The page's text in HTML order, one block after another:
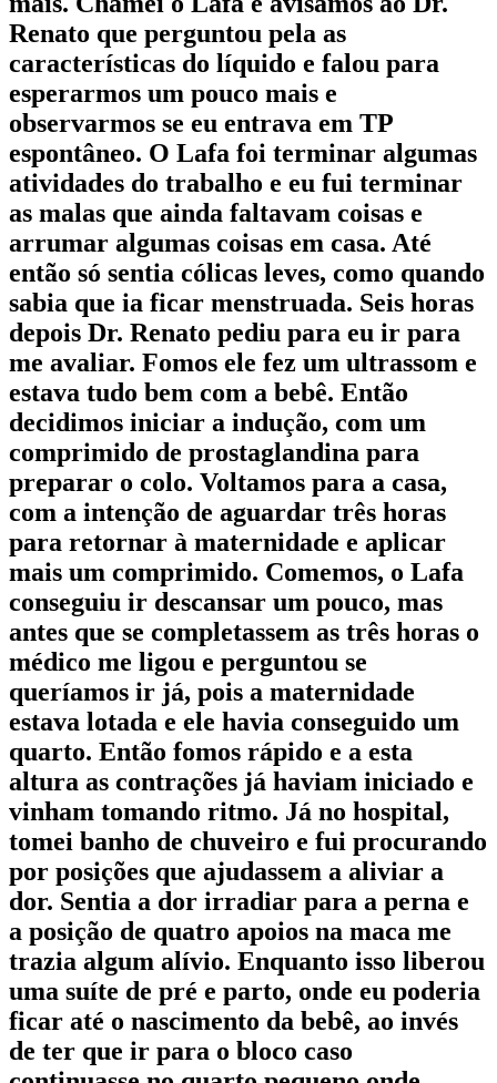
Renato que perguntou pela as
características do líquido e falou para
esperarmos um pouco mais e
observarmos se eu entrava em TP
espontâneo. O Lafa foi terminar algumas
atividades do trabalho e eu fui terminar
as malas que ainda faltavam coisas e
arrumar algumas coisas em casa. Até
então só sentia cólicas leves, como quando
sabia que ia ficar menstruada. Seis horas
depois Dr. Renato pediu para eu ir para
me avaliar. Fomos ele fez um ultrassom e
estava tudo bem com a bebê. Então
decidimos iniciar a indução, com um
comprimido de prostaglandina para
preparar o colo. Voltamos para a casa,
com a intenção de aguardar três horas
para retornar à maternidade e aplicar
mais um comprimido. Comemos, o Lafa
conseguiu ir descansar um pouco, mas
antes que se completassem as três horas o
médico me ligou e perguntou se
queríamos ir já, pois a maternidade
estava lotada e ele havia conseguido um
quarto. Então fomos rápido e a esta
altura as contrações já haviam iniciado e
vinham tomando ritmo. Já no hospital,
tomei banho de chuveiro e fui procurando
por posições que ajudassem a aliviar a
dor. Sentia a dor irradiar para a perna e
a posição de quatro apoios na maca me
trazia algum alívio. Enquanto isso liberou
uma suíte de pré e parto, onde eu poderia
ficar até o nascimento da bebê, ao invés
de ter que ir para o bloco caso